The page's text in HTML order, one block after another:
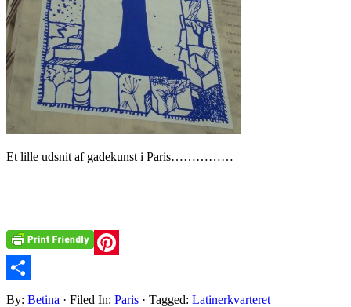
Et lille udsnit af gadekunst i Paris……………
Pinterest
Share
By: Betina · Filed In: Paris · Tagged: Latinerkvarteret